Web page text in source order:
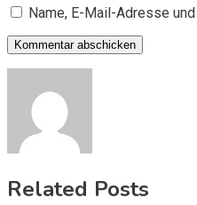
Name, E-Mail-Adresse
Related Posts